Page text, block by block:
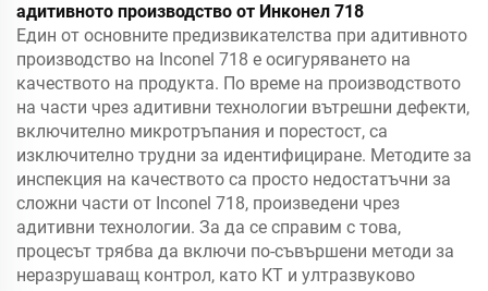
адитивното производство от Инконел 718
Един от основните предизвикателства при адитивното
производство на Inconel 718 е осигуряването на
качеството на продукта. По време на производството
на части чрез адитивни технологии вътрешни дефекти,
включително микротръпания и порестост, са
изключително трудни за идентифициране. Методите за
инспекция на качеството са просто недостатъчни за
сложни части от Inconel 718, произведени чрез
адитивни технологии. За да се справим с това,
процесът трябва да включи по-съвършени методи за
неразрушаващ контрол, като КТ и ултразвуково